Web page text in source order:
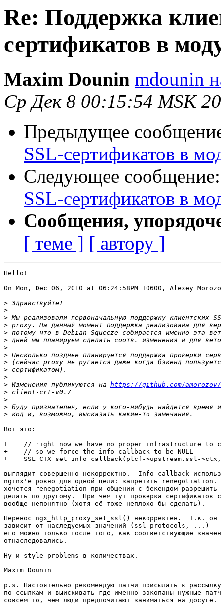
Re: Поддержка
сертификатов в
Maxim Dounin mdounin
Ср Дек 8 00:15:54 MSK
Предыдущее
SSL-сертификатов в
Следующее
SSL-сертификатов в
Сообщения,
[ теме ] [ автору ]
Hello!
On Mon, Dec 06, 2010 at 06:24:58PM +0600, Alexey
>
>
>
>
>
>
>
>
>
>
>
> Изменения публикуются на https://github.com/
>
>
>
>
Вот это:
+    // right now we have no proper infrastructure to
+    // so we force the info_callback to be NULL
+    SSL_CTX_set_info_callback(plcf->upstream.ssl-
выглядит совершенно некорректно.  Info callback
nginx'е ровно для одной цели: запретить
хочется renegotiation при общении с бекендом
делать по другому.  При чём тут проверка сертификатов
вообще непонятно (хотя её тоже неплохо бы сделать).
Перенос ngx_http_proxy_set_ssl() некорректен.  Т.к. он
зависит от наследуемых значений (ssl_protocols, ...) -
его можно только после того, как соответствующие
отнаследовались.
Ну и style problems в количествах.
Maxim Dounin
p.s. Настоятельно рекомендую патчи присылать в
по ссылкам и выискивать где именно закопаны нужные
совсем то, чем люди предпочитают заниматься на досуге.